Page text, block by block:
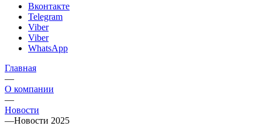
Вконтакте
Telegram
Viber
Viber
WhatsApp
Главная
—
О компании
—
Новости
—Новости 2025